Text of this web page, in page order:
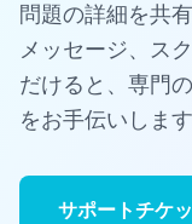
問題の詳細を共
メッセージ、ス
だけると、専門
をお手伝いします
サポートチケ